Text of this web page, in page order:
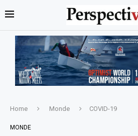
Home Monde COVID-19
MONDE